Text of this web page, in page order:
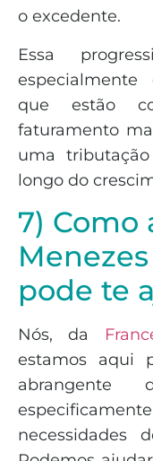
o excedente.
Essa
que estão
faturamento
uma
longo do
7) Como
pode te
Nós, da
estamos aqui
abrangente
necessidades